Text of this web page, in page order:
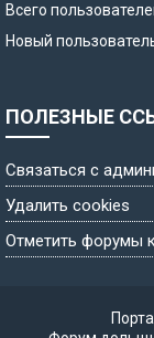
Всего
Новый
ПОЛЕЗНЫЕ
Связаться с
Удалить cookies
Отметить форумы